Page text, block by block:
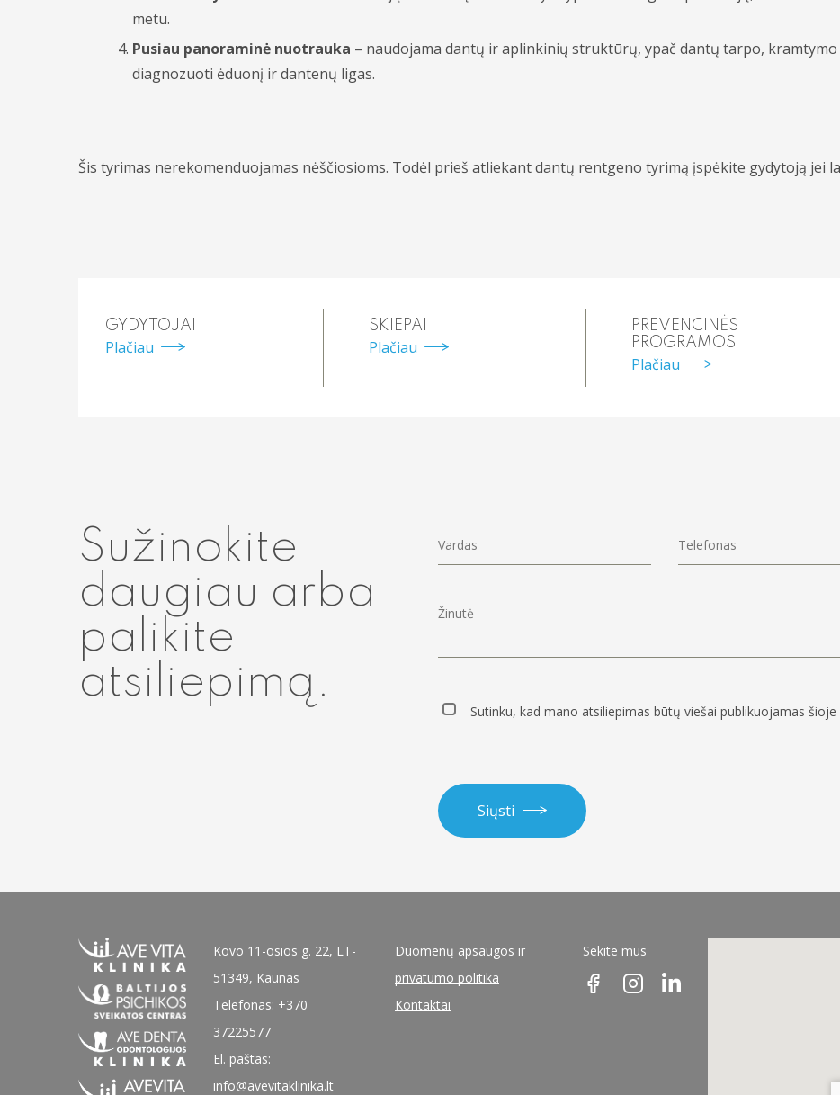
metu.
Pusiau panoraminė nuotrauka – naudojama dantų ir aplinkinių struktūrų, ypač dantų tarpo, kramtymo
diagnozuoti ėduonį ir dantenų ligas.
Šis tyrimas nerekomenduojamas nėščiosioms. Todėl prieš atliekant dantų rentgeno tyrimą įspėkite gydytoją jei
GYDYTOJAI
Plačiau
SKIEPAI
Plačiau
PREVENCINĖS
PROGRAMOS
Plačiau
Sužinokite
daugiau arba
palikite
atsiliepimą.
Sutinku, kad mano atsiliepimas būtų viešai publikuojamas šioje
Siųsti
Kovo 11-osios g. 22, LT-
51349, Kaunas
Telefonas: +370
37225577
El. paštas:
info@avevitaklinika.lt
Duomenų apsaugos ir
privatumo politika
Kontaktai
Sekite mus